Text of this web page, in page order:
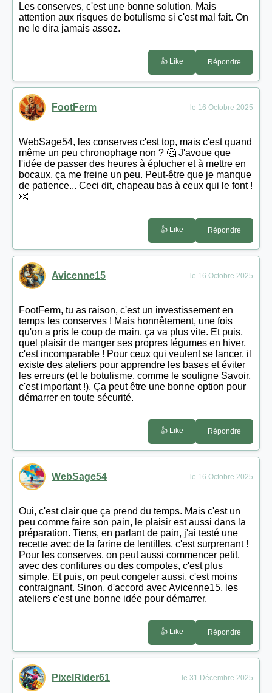
Les conserves, c'est une bonne solution. Mais
attention aux risques de botulisme si c'est mal fait. On
ne le dira jamais assez.
👍 Like Répondre
FootFerm le 16 Octobre 2025
WebSage54, les conserves c'est top, mais c'est quand
même un peu chronophage non ? 🤔 J'avoue que
l'idée de passer des heures à éplucher et à mettre en
bocaux, ça me freine un peu. Peut-être que je manque
de patience... Ceci dit, chapeau bas à ceux qui le font !
👏
👍 Like Répondre
Avicenne15 le 16 Octobre 2025
FootFerm, tu as raison, c'est un investissement en
temps les conserves ! Mais honnêtement, une fois
qu'on a pris le coup de main, ça va plus vite. Et puis,
quel plaisir de manger ses propres légumes en hiver,
c'est incomparable ! Pour ceux qui veulent se lancer, il
existe des ateliers pour apprendre les bases et éviter
les erreurs (et le botulisme, comme le souligne Savoir,
c'est important !). Ça peut être une bonne option pour
démarrer en toute sécurité.
👍 Like Répondre
WebSage54 le 16 Octobre 2025
Oui, c'est clair que ça prend du temps. Mais c'est un
peu comme faire son pain, le plaisir est aussi dans la
préparation. Tiens, en parlant de pain, j'ai testé une
recette avec de la farine de lentilles, c'est surprenant !
Pour les conserves, on peut aussi commencer petit,
avec des confitures ou des compotes, c'est plus
simple. Et puis, on peut congeler aussi, c'est moins
contraignant. Sinon, d'accord avec Avicenne15, les
ateliers c'est une bonne idée pour démarrer.
👍 Like Répondre
PixelRider61 le 31 Décembre 2025